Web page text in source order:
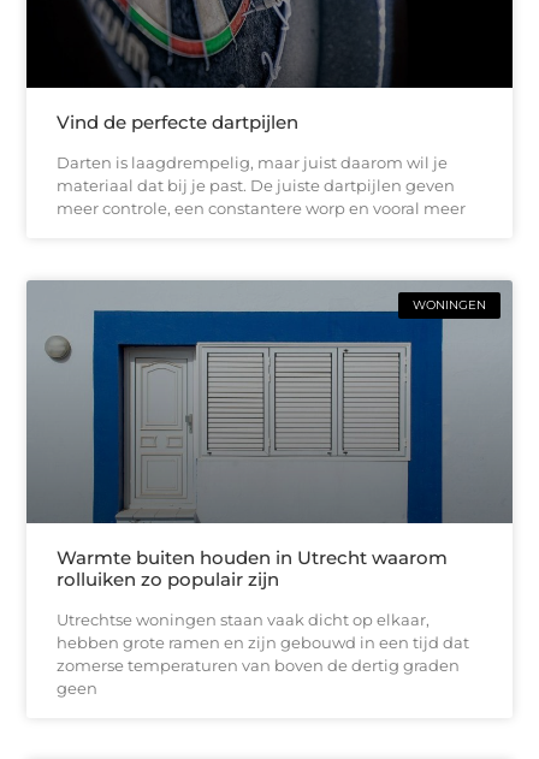
Vind de perfecte dartpijlen
Darten is laagdrempelig, maar juist daarom wil je
materiaal dat bij je past. De juiste dartpijlen geven
meer controle, een constantere worp en vooral meer
WONINGEN
Warmte buiten houden in Utrecht waarom
rolluiken zo populair zijn
Utrechtse woningen staan vaak dicht op elkaar,
hebben grote ramen en zijn gebouwd in een tijd dat
zomerse temperaturen van boven de dertig graden
geen